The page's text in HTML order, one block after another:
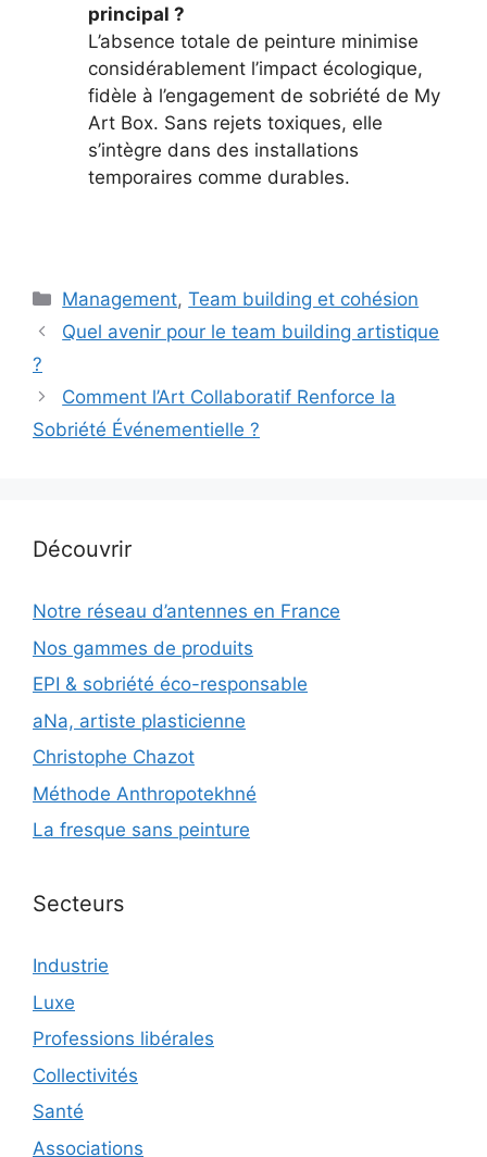
principal ?
L’absence totale de peinture minimise
considérablement l’impact écologique,
fidèle à l’engagement de sobriété de My
Art Box. Sans rejets toxiques, elle
s’intègre dans des installations
temporaires comme durables.
Catégories
Management,Team building et cohésion
Quel avenir pour le team building artistique
?
Comment l’Art Collaboratif Renforce la
Sobriété Événementielle ?
Découvrir
Notre réseau d’antennes en France
Nos gammes de produits
EPI & sobriété éco-responsable
aNa, artiste plasticienne
Christophe Chazot
Méthode Anthropotekhné
La fresque sans peinture
Secteurs
Industrie
Luxe
Professions libérales
Collectivités
Santé
Associations